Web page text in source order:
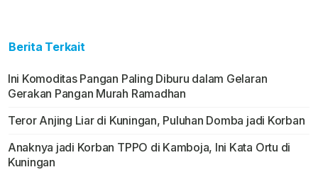
Berita Terkait
Ini Komoditas Pangan Paling Diburu dalam Gelaran
Gerakan Pangan Murah Ramadhan
Teror Anjing Liar di Kuningan, Puluhan Domba jadi Korban
Anaknya jadi Korban TPPO di Kamboja, Ini Kata Ortu di
Kuningan